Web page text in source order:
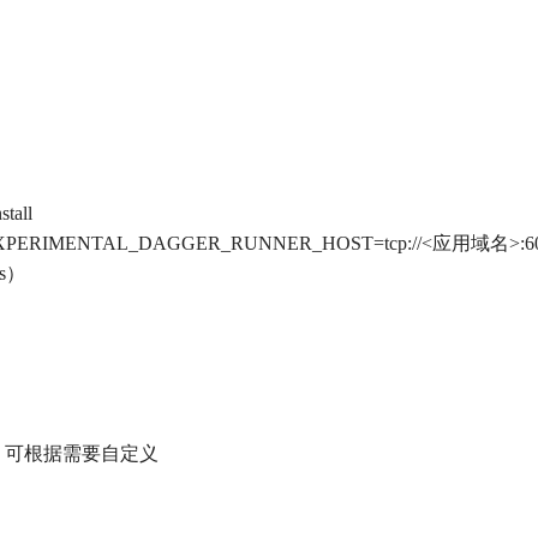
<应用域名
可根据需要自定义